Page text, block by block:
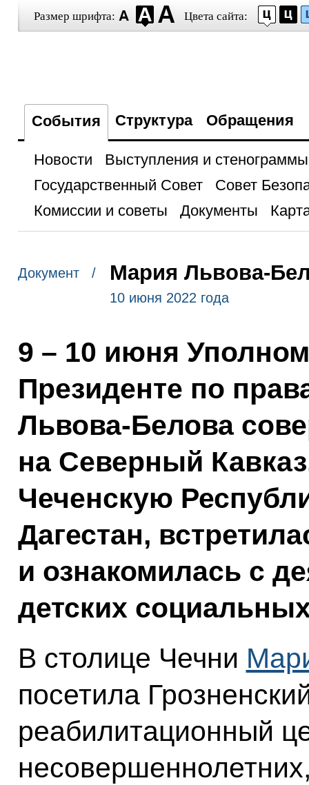
Размер шрифта: Цвета сайта:
События Структура Обращения
Новости
Выступления и стенограммы
Государственный Совет
Совет
Комиссии и советы
Документы
Документ / Мария Львова-
10 июня 2022 года
9 – 10 июня
Президенте по
Львова-Белова
на Северный
Чеченскую
Дагестан,
и ознакомилась с
детских
В столице Чечни
посетила
реабилитационный